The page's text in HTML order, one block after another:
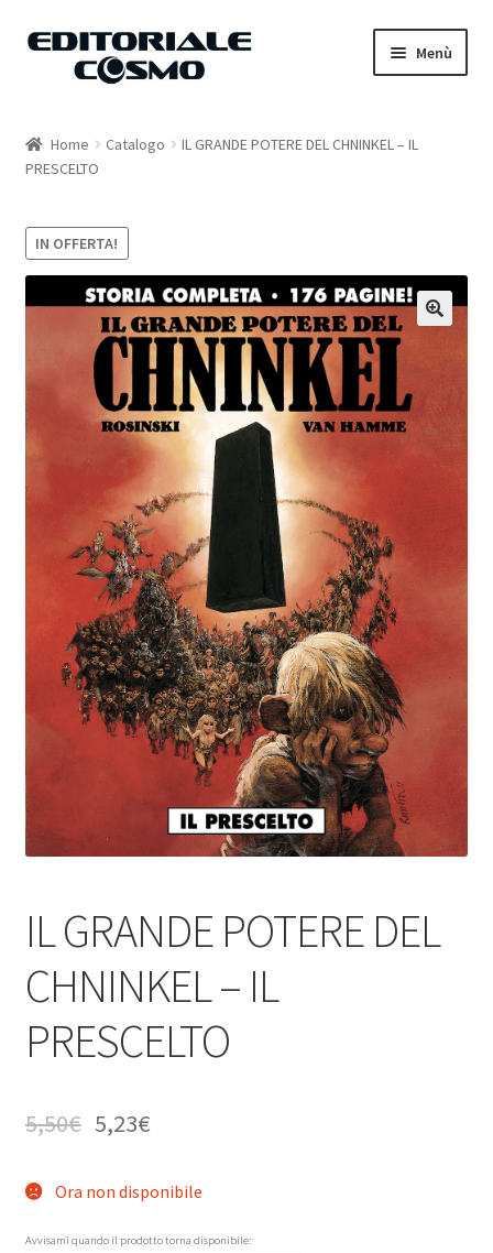
Vai
Vai
Menù
Catalogo
Carrello
Il mio account
Home Catalogo
IL GRANDE POTERE DEL CHNINKEL – IL
PRESCELTO
IN OFFERTA!
IL GRANDE POTERE DEL
CHNINKEL – IL
PRESCELTO
5,50€ 5,23€
Ora non disponibile
Avvisami quando il prodotto torna disponibile: